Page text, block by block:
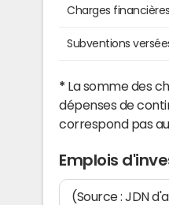
Charges financières
Subventions
* La somme des
dépenses de
correspond pas
Emplois
(Source : JDN